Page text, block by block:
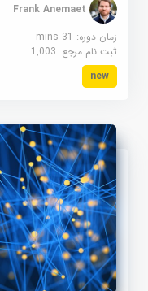
Frank Anemaet
زمان دوره: 31 mins
ثبت نام مرجع:1,003
new